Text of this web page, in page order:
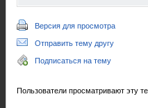
Версия для просмотра
Отправить тему другу
Подписаться на тему
Пользователи просматривают эту